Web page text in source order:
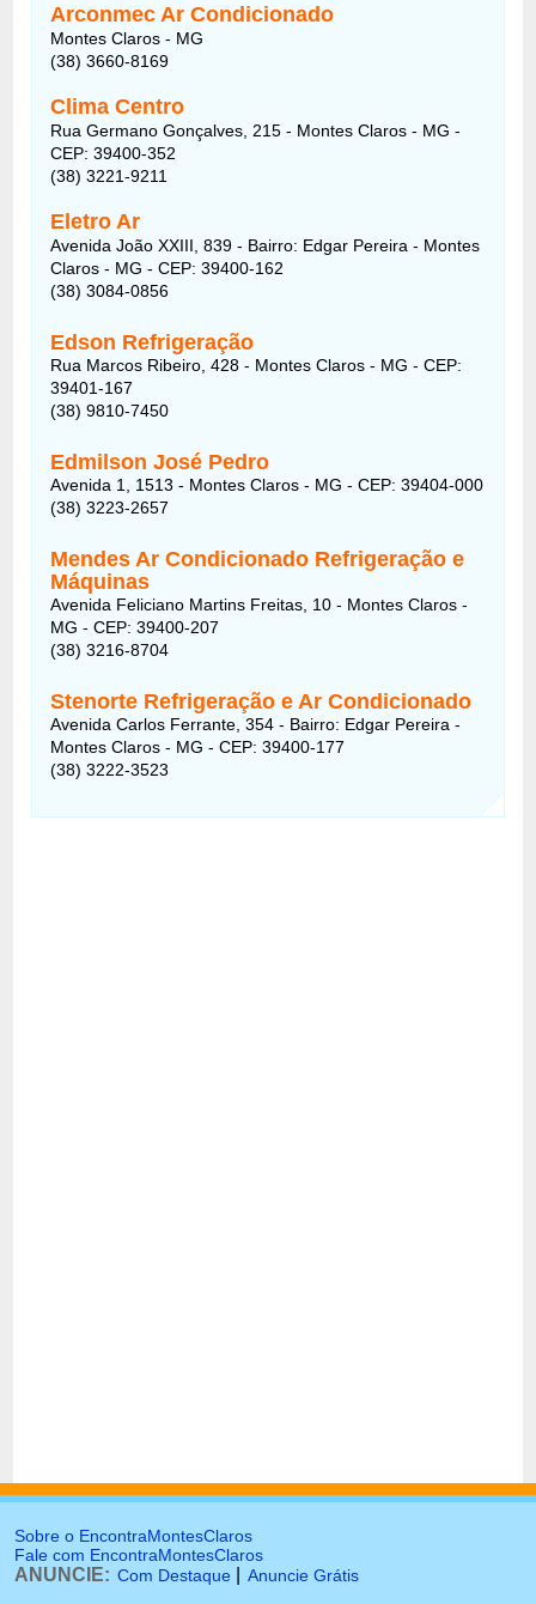
Arconmec Ar Condicionado
Montes Claros - MG
(38) 3660-8169
Clima Centro
Rua Germano Gonçalves, 215 - Montes Claros - MG -
CEP: 39400-352
(38) 3221-9211
Eletro Ar
Avenida João XXIII, 839 - Bairro: Edgar Pereira - Montes
Claros - MG - CEP: 39400-162
(38) 3084-0856
Edson Refrigeração
Rua Marcos Ribeiro, 428 - Montes Claros - MG - CEP:
39401-167
(38) 9810-7450
Edmilson José Pedro
Avenida 1, 1513 - Montes Claros - MG - CEP: 39404-000
(38) 3223-2657
Mendes Ar Condicionado Refrigeração e
Máquinas
Avenida Feliciano Martins Freitas, 10 - Montes Claros -
MG - CEP: 39400-207
(38) 3216-8704
Stenorte Refrigeração e Ar Condicionado
Avenida Carlos Ferrante, 354 - Bairro: Edgar Pereira -
Montes Claros - MG - CEP: 39400-177
(38) 3222-3523
Sobre o EncontraMontesClaros
Fale com EncontraMontesClaros
ANUNCIE: Com Destaque Anuncie Grátis